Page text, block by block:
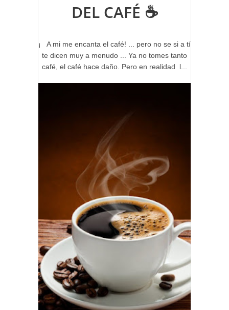
DEL CAFÉ ☕
¡ A mi me encanta el café! ... pero no se si a tí
te dicen muy a menudo ... Ya no tomes tanto
café, el café hace daño. Pero en realidad l...